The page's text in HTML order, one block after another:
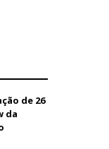
de 26
da